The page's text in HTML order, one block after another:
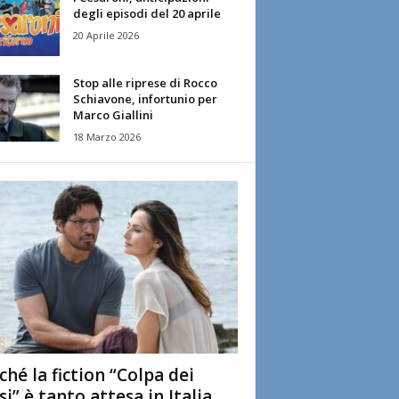
degli episodi del 20 aprile
20 Aprile 2026
Stop alle riprese di Rocco
Schiavone, infortunio per
Marco Giallini
18 Marzo 2026
la fiction “Colpa dei